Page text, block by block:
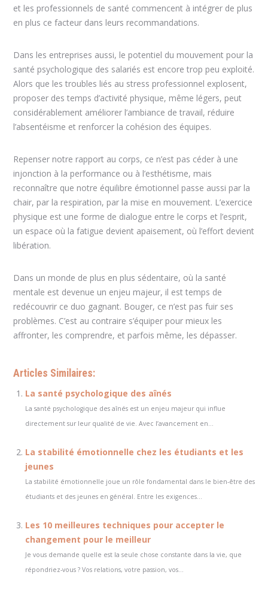
et les professionnels de santé commencent à intégrer de plus
en plus ce facteur dans leurs recommandations.
Dans les entreprises aussi, le potentiel du mouvement pour la
santé psychologique des salariés est encore trop peu exploité.
Alors que les troubles liés au stress professionnel explosent,
proposer des temps d’activité physique, même légers, peut
considérablement améliorer l’ambiance de travail, réduire
l’absentéisme et renforcer la cohésion des équipes.
Repenser notre rapport au corps, ce n’est pas céder à une
injonction à la performance ou à l’esthétisme, mais
reconnaître que notre équilibre émotionnel passe aussi par la
chair, par la respiration, par la mise en mouvement. L’exercice
physique est une forme de dialogue entre le corps et l’esprit,
un espace où la fatigue devient apaisement, où l’effort devient
libération.
Dans un monde de plus en plus sédentaire, où la santé
mentale est devenue un enjeu majeur, il est temps de
redécouvrir ce duo gagnant. Bouger, ce n’est pas fuir ses
problèmes. C’est au contraire s’équiper pour mieux les
affronter, les comprendre, et parfois même, les dépasser.
Articles Similaires:
La santé psychologique des aînés
La santé psychologique des aînés est un enjeu majeur qui influe
directement sur leur qualité de vie. Avec l’avancement en...
La stabilité émotionnelle chez les étudiants et les
jeunes
La stabilité émotionnelle joue un rôle fondamental dans le bien-être des
étudiants et des jeunes en général. Entre les exigences...
Les 10 meilleures techniques pour accepter le
changement pour le meilleur
Je vous demande quelle est la seule chose constante dans la vie, que
répondriez-vous ? Vos relations, votre passion, vos...